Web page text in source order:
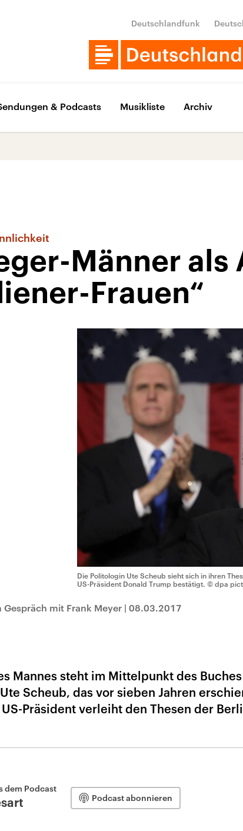
Deutschlandfunk
& Podcasts Musikliste Archiv
Männer als
Frauen“
Die Politologin Ute Scheub sieht sich in ihren
US-Präsident Donald Trump bestätigt. © dpa
Gespräch mit Frank Meyer | 08.03.2017
Mannes steht im Mittelpunkt des
Scheub, das vor sieben Jahren
Präsident verleiht den Thesen der
dem Podcast
Podcast abonnieren